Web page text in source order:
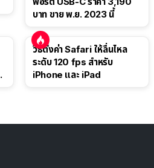
บาท ขาย พ.ย. 2023 นี้
วิธีตั้งค่า Safari ให้ลื่นไหล
ระดับ 120 fps สำหรับ
iPhone และ iPad